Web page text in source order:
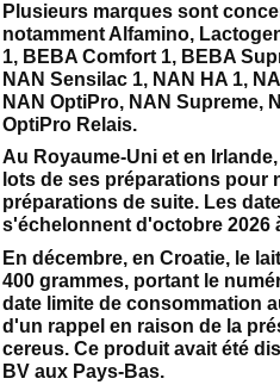
Plusieurs marques sont
notamment Alfamino,
1, BEBA Comfort 1, BEBA
NAN Sensilac 1, NAN HA 1,
NAN OptiPro, NAN Supreme,
OptiPro Relais.
Au Royaume-Uni et en
lots de ses préparations pour
préparations de suite. Les
s'échelonnent d'octobre 2026
En décembre, en Croatie, le
400 grammes, portant le
date limite de consommation
d'un rappel en raison de la
cereus. Ce produit avait été
BV aux Pays-Bas.